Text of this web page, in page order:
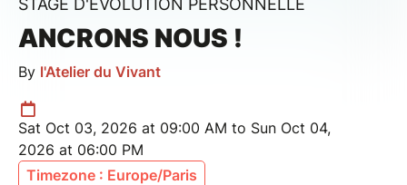
STAGE D'ÉVOLUTION PERSONNELLE
ANCRONS NOUS !
By l'Atelier du Vivant
Sat Oct 03, 2026 at 09:00 AM to Sun Oct 04,
2026 at 06:00 PM
Timezone : Europe/Paris